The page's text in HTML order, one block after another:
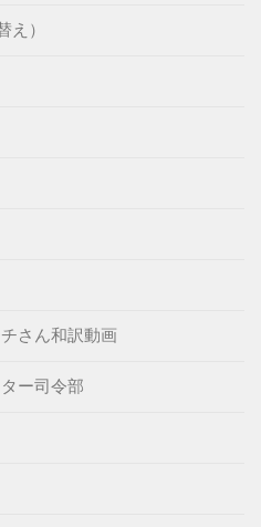
え）
さん和訳動画
ー司令部